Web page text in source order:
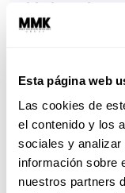
Esta página web
Las cookies de
el contenido y los
sociales y
información sobre
nuestros partners